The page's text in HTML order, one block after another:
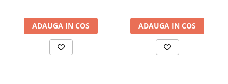
ADAUGA IN COS ADAUGA IN COS